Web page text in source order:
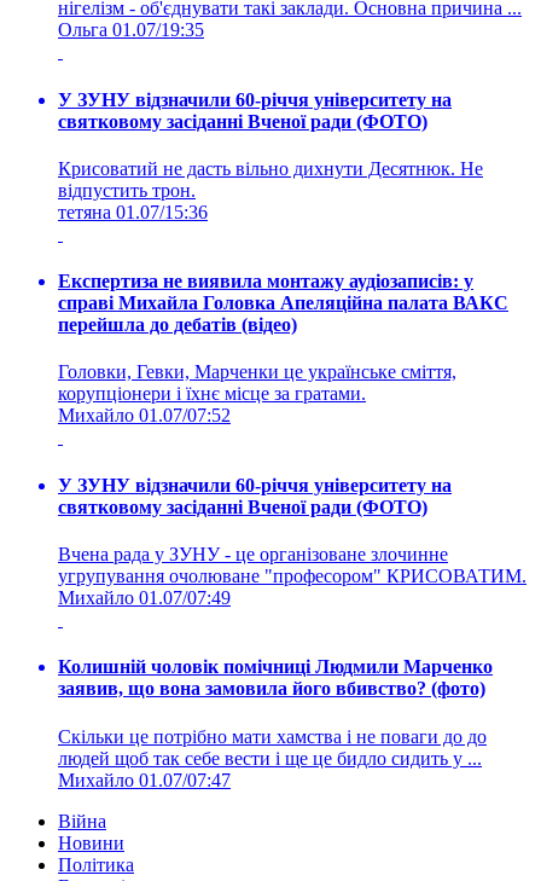
нігелізм - об'єднувати такі заклади. Основна причина ...
Ольга 01.07/19:35
У ЗУНУ відзначили 60-річчя університету на
святковому засіданні Вченої ради (ФОТО)
Крисоватий не дасть вільно дихнути Десятнюк. Не
відпустить трон.
тетяна 01.07/15:36
Експертиза не виявила монтажу аудіозаписів: у
справі Михайла Головка Апеляційна палата ВАКС
перейшла до дебатів (відео)
Головки, Гевки, Марченки це українське сміття,
корупціонери і їхнє місце за гратами.
Михайло 01.07/07:52
У ЗУНУ відзначили 60-річчя університету на
святковому засіданні Вченої ради (ФОТО)
Вчена рада у ЗУНУ - це організоване злочинне
угрупування очолюване "професором" КРИСОВАТИМ.
Михайло 01.07/07:49
Колишній чоловік помічниці Людмили Марченко
заявив, що вона замовила його вбивство? (фото)
Скільки це потрібно мати хамства і не поваги до до
людей щоб так себе вести і ще це бидло сидить у ...
Михайло 01.07/07:47
Війна
Новини
Політика